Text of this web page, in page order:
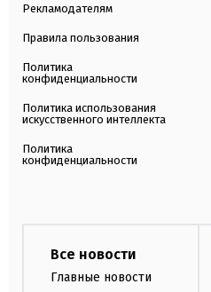
Рекламодателям
Правила пользования
Политика
конфиденциальности
Политика использования
искусственного интеллекта
Политика
конфиденциальности
Все новости
Главные новости